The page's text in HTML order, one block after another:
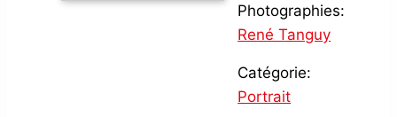
Photographies:
René Tanguy
Catégorie:
Portrait